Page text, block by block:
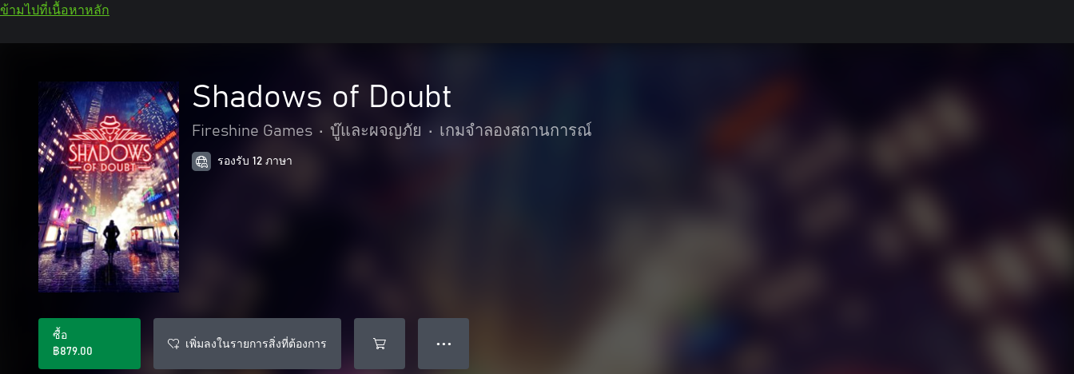
ข้ามไปที่เนื้อหาหลัก
Shadows of Doubt
Fireshine Games • บู๊และผจญภัย • เกมจำลองสถานการณ์
รองรับ 12 ภาษา
ซื้อ
฿879.00
เพิ่มลงในรายการสิ่งที่ต้องการ ● ● ●